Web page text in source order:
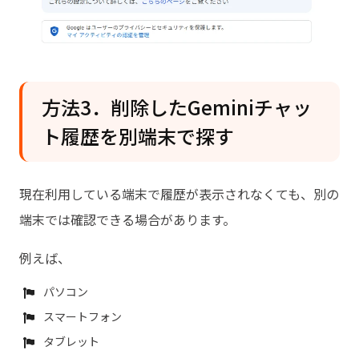
方法3．削除したGeminiチャッ
ト履歴を別端末で探す
現在利用している端末で履歴が表示されなくても、別の
端末では確認できる場合があります。
例えば、
パソコン
スマートフォン
タブレット